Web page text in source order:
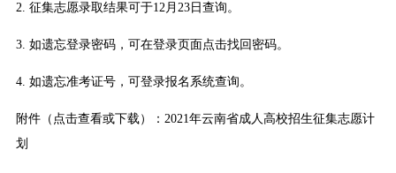
2. 征集志愿录取结果可于12月23日查询。
3. 如遗忘登录密码，可在登录页面点击找回密码。
4. 如遗忘准考证号，可登录报名系统查询。
附件（点击查看或下载）： 2021年云南省成人高校招生征集志愿计
划